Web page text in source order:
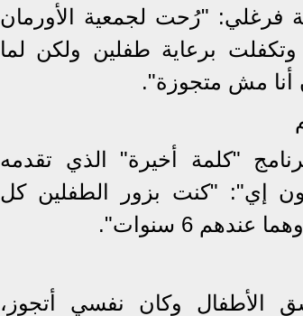
فرغلي: "رُحت لجمعية الأورمان
وتكفلت برعاية طفلين ولكن لما
أنا مش متجوزة".
"كلمة أخيرة" الذي تقدمه
إي": "كنت بزور الطفلين كل
6 سنوات".
الأطفال وكان نفسي أتجوز،